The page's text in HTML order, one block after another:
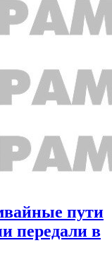
пути
передали в